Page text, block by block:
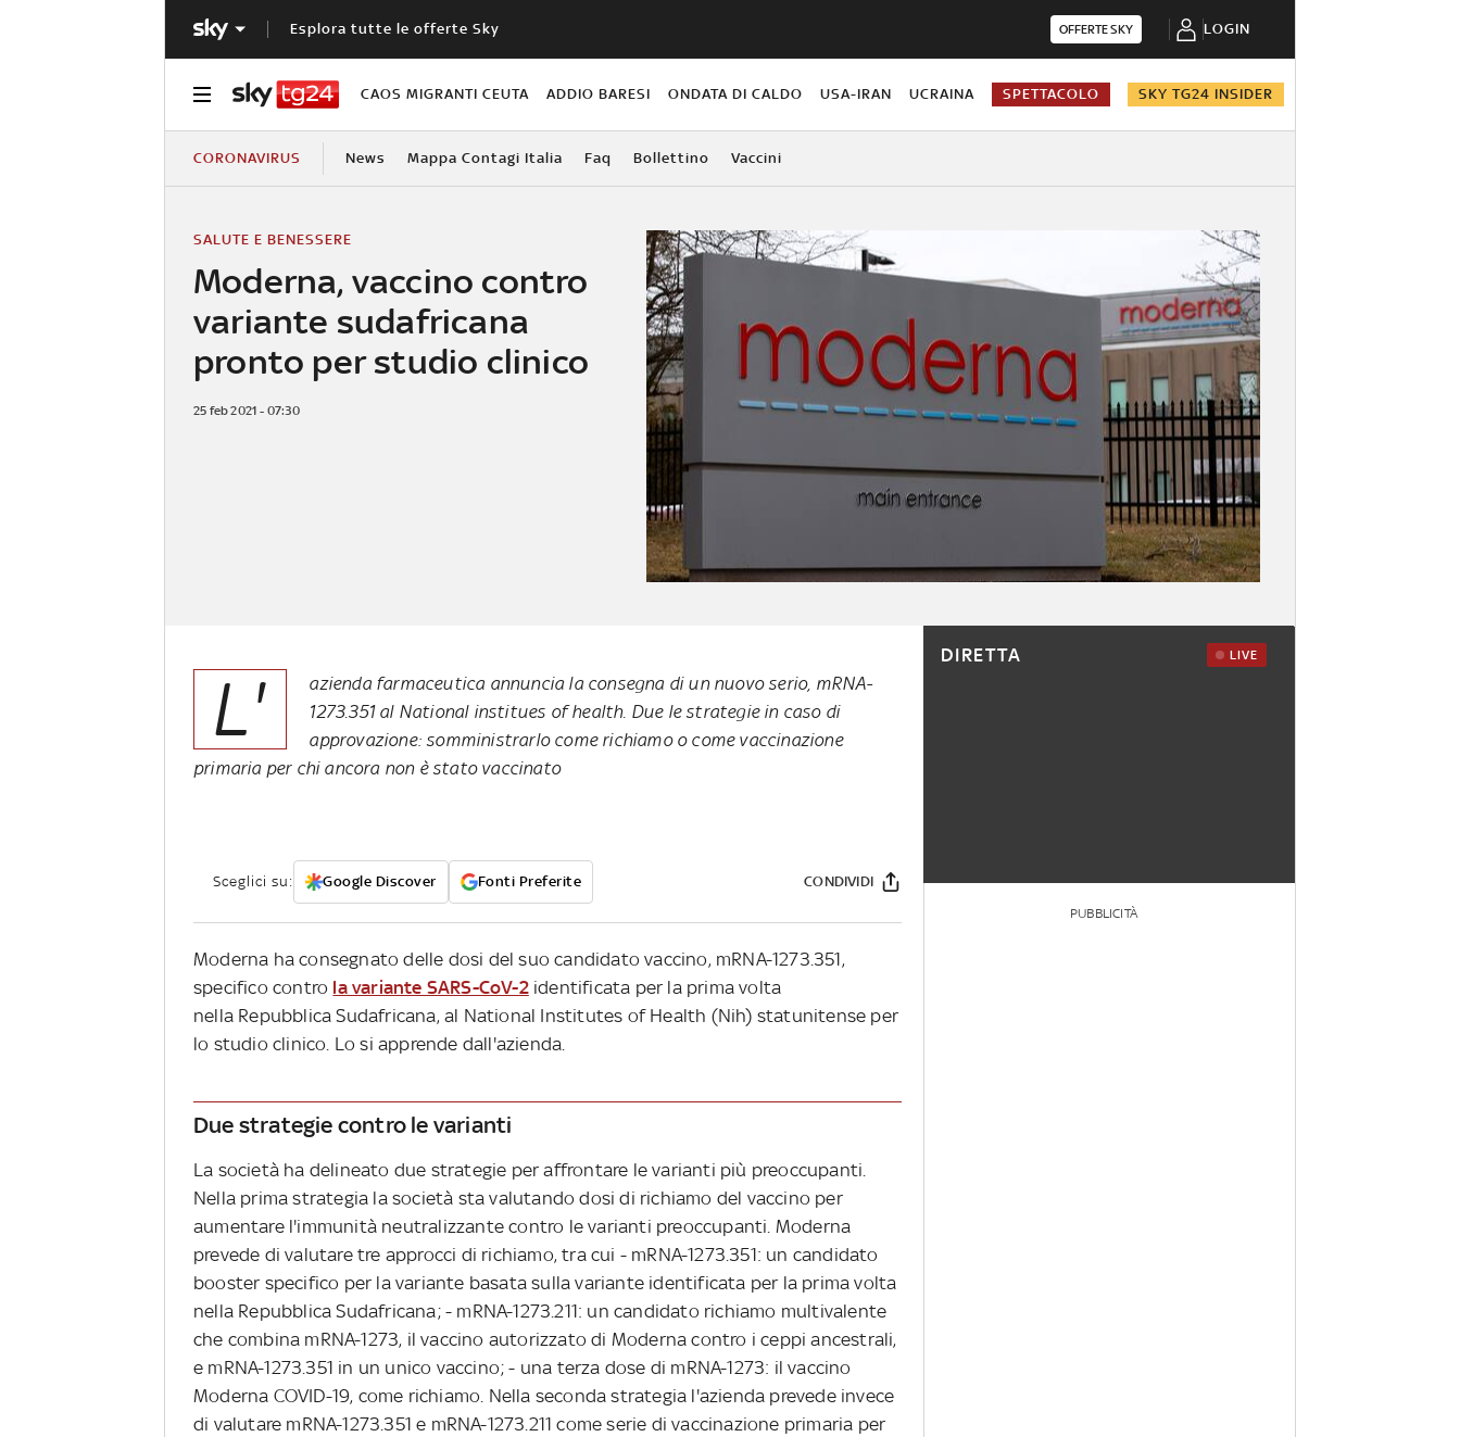
Esplora tutte le offerte Sky OFFERTE SKY LOGIN
CAOS MIGRANTI CEUTA ADDIO BARESI ONDATA DI CALDO USA-IRAN UCRAINA SPETTACOLO SKY TG24 INSIDER
CORONAVIRUS News Mappa Contagi Italia Faq Bollettino Vaccini
Moderna, vaccino contro
variante sudafricana
pronto per studio clinico
SALUTE E BENESSERE
25 feb 2021 - 07:30
L'
azienda farmaceutica annuncia la consegna di un nuovo serio, mRNA-
1273.351 al National institues of health. Due le strategie in caso di
approvazione: somministrarlo come richiamo o come vaccinazione
primaria per chi ancora non è stato vaccinato
Sceglici su: Google Discover Fonti Preferite CONDIVIDI
Moderna ha consegnato delle dosi del suo candidato vaccino, mRNA-1273.351,
specifico contro la variante SARS-CoV-2identificata per la prima volta
nella Repubblica Sudafricana, al National Institutes of Health (Nih) statunitense per
lo studio clinico. Lo si apprende dall'azienda.
Due strategie contro le varianti
La società ha delineato due strategie per affrontare le varianti più preoccupanti.
Nella prima strategia la società sta valutando dosi di richiamo del vaccino per
aumentare l'immunità neutralizzante contro le varianti preoccupanti. Moderna
prevede di valutare tre approcci di richiamo, tra cui - mRNA-1273.351: un candidato
booster specifico per la variante basata sulla variante identificata per la prima volta
nella Repubblica Sudafricana; - mRNA-1273.211: un candidato richiamo multivalente
che combina mRNA-1273, il vaccino autorizzato di Moderna contro i ceppi ancestrali,
e mRNA-1273.351 in un unico vaccino; - una terza dose di mRNA-1273: il vaccino
Moderna COVID-19, come richiamo. Nella seconda strategia l'azienda prevede invece
di valutare mRNA-1273.351 e mRNA-1273.211 come serie di vaccinazione primaria per
DIRETTA LIVE
PUBBLICITÀ